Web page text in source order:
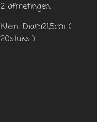
2 afmetingen:
Klein: Diam21,5cm (
20stuks )